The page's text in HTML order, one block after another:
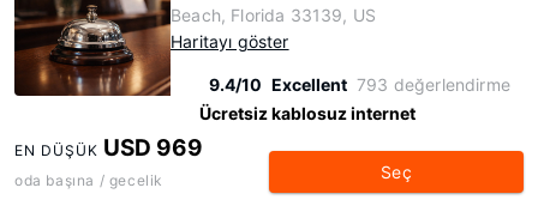
Beach, Florida 33139, US
Haritayı göster
9.4/10 Excellent 793 değerlendirme
Ücretsiz kablosuz internet
EN DÜŞÜK USD 969
oda başına / gecelik Seç